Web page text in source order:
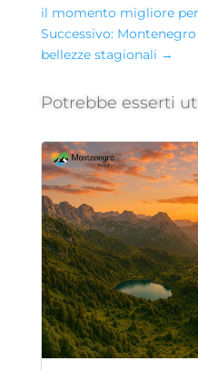
il momento migliore per
Successivo:
bellezze stagionali →
Potrebbe esserti